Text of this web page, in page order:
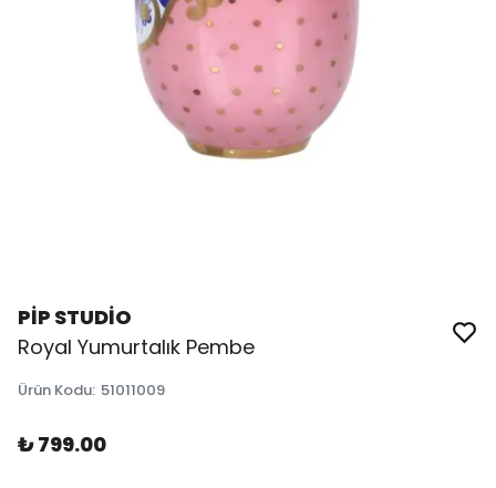
PİP STUDİO
Royal Yumurtalık Pembe
Ürün Kodu: 51011009
₺ 799.00